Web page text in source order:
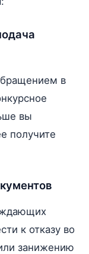
в
вы
получите
к отказу во
занижению